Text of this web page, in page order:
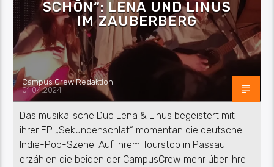
SCHÖN“: LENA UND LINUS
IM ZAUBERBERG
Campus Crew Redaktion
01.04.2024
Das musikalische Duo Lena & Linus begeistert mit
ihrer EP „Sekundenschlaf“ momentan die deutsche
Indie-Pop-Szene. Auf ihrem Tourstop in Passau
erzählen die beiden der CampusCrew mehr über ihre